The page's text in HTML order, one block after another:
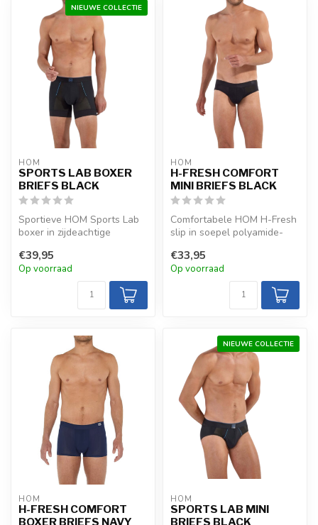
NIEUWE COLLECTIE
HOM
SPORTS LAB BOXER
BRIEFS BLACK
Sportieve HOM Sports Lab
boxer in zijdeachtige
CeraVida F...
€39,95
Op voorraad
HOM
H-FRESH COMFORT
MINI BRIEFS BLACK
Comfortabele HOM H-Fresh
slip in soepel polyamide-
afwerkin...
€33,95
Op voorraad
HOM
H-FRESH COMFORT
BOXER BRIEFS NAVY
NIEUWE COLLECTIE
HOM
SPORTS LAB MINI
BRIEFS BLACK